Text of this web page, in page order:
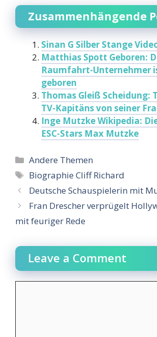
Zusammenhängende
Sinan G Silber Stange
Matthias Spott Geboren:
Raumfahrt-Unternehmer
geboren
Thomas Gleiß Scheidung:
TV-Kapitäns von seiner
Inge Mutzke Wikipedia:
ESC-Stars Max Mutzke
Categories
Andere Themen
Tags
Biographie Cliff Richard
Deutsche Schauspielerin mit
Fran Drescher verprügelt
mit feuriger Rede
Leave a Comment